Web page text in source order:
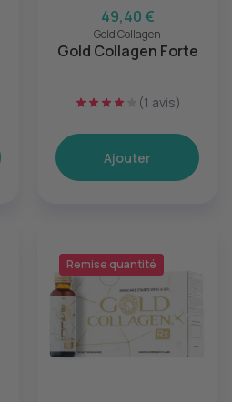
49,40 €
Gold Collagen
Gold Collagen Forte
(1 avis)
Ajouter
Remise quantité